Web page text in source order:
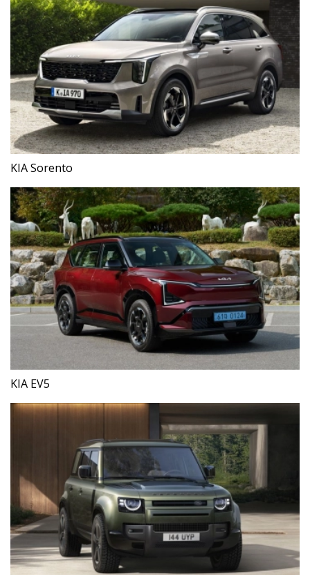
KIA Sorento
KIA EV5